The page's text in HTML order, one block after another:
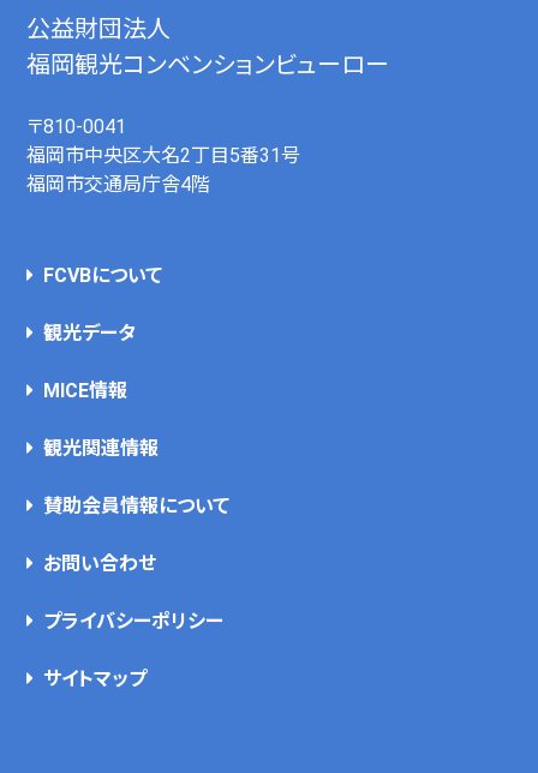
公益財団法人
福岡観光コンベンションビューロー
〒810-0041
福岡市中央区大名2丁目5番31号
福岡市交通局庁舎4階
FCVBについて
観光データ
MICE情報
観光関連情報
賛助会員情報について
お問い合わせ
プライバシーポリシー
サイトマップ